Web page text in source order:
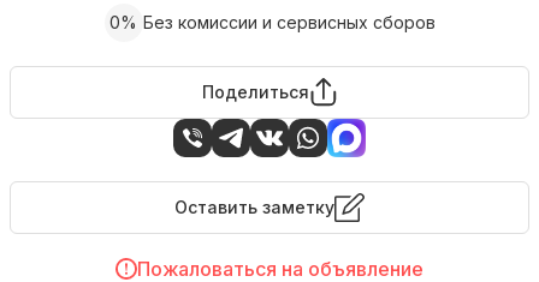
0% Без комиссии и сервисных сборов
Поделиться
Оставить заметку
Пожаловаться на объявление